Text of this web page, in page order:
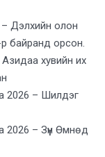
– Дэлхийн олон
байранд орсон.
хувийн их
2026 – Шилдэг
2026 – Зүүн Өмнөд